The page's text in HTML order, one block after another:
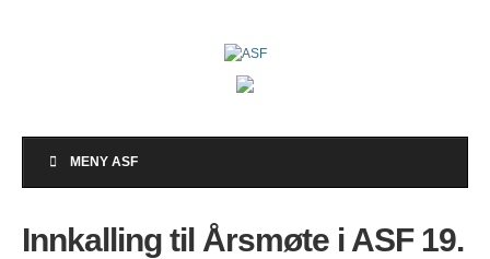
MENY ASF
Innkalling til Årsmøte i ASF 19.